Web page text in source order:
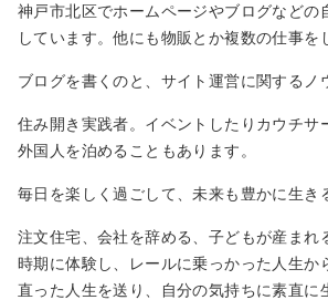
神戸市北区でホームページやブログなどの
しています。他にも物販とか複数の仕事を
ブログを書くのと、サイト運営に関するノ
住み開き実践者。イベントしたりカウチサ
外国人を泊めることもあります。
毎日を楽しく過ごして、未来も豊かに生き
注文住宅、会社を辞める、子どもが産まれ
時期に体験し、レールに乗っかった人生か
直った人生を送り、自分の気持ちに素直に